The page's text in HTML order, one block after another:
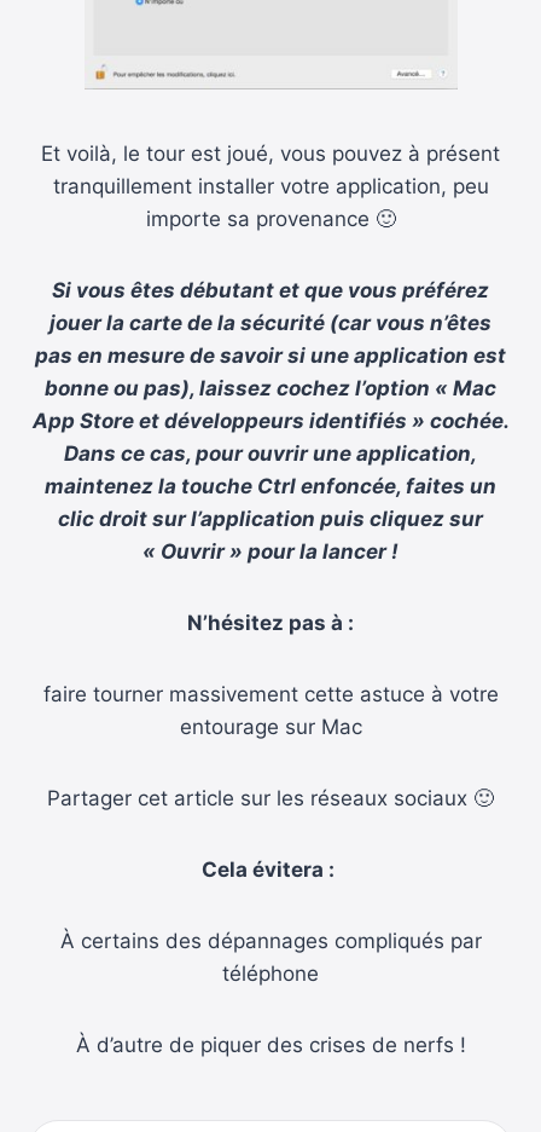
Et voilà, le tour est joué, vous pouvez à présent
tranquillement installer votre application, peu
importe sa provenance 🙂
Si vous êtes débutant et que vous préférez
jouer la carte de la sécurité (car vous n’êtes
pas en mesure de savoir si une application est
bonne ou pas), laissez cochez l’option « Mac
App Store et développeurs identifiés » cochée.
Dans ce cas, pour ouvrir une application,
maintenez la touche Ctrl enfoncée, faites un
clic droit sur l’application puis cliquez sur
« Ouvrir » pour la lancer !
N’hésitez pas à :
faire tourner massivement cette astuce à votre
entourage sur Mac
Partager cet article sur les réseaux sociaux 🙂
Cela évitera :
À certains des dépannages compliqués par
téléphone
À d’autre de piquer des crises de nerfs !